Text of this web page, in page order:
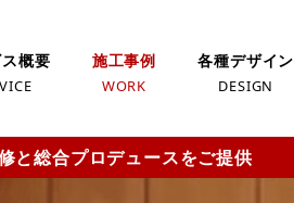
概要 施工事例
WORK
各種デザイン
DESIGN
と総合プロデュースをご提供